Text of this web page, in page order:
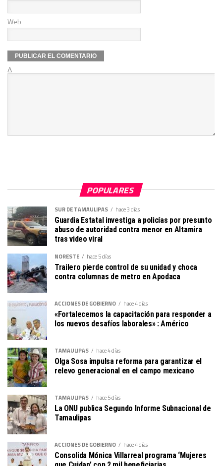
Web
Δ
POPULARES
SUR DE TAMAULIPAS hace 3 días
Guardia Estatal investiga a policías por presunto
abuso de autoridad contra menor en Altamira
tras video viral
NORESTE hace 5 días
Trailero pierde control de su unidad y choca
contra columnas de metro en Apodaca
ACCIONES DE GOBIERNO hace 4 días
«Fortalecemos la capacitación para responder a
los nuevos desafíos laborales» : Américo
TAMAULIPAS hace 4 días
Olga Sosa impulsa reforma para garantizar el
relevo generacional en el campo mexicano
TAMAULIPAS hace 5 días
La ONU publica Segundo Informe Subnacional de
Tamaulipas
ACCIONES DE GOBIERNO hace 4 días
Consolida Mónica Villarreal programa ‘Mujeres